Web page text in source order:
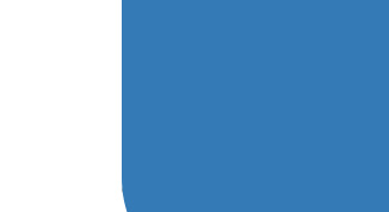
Nei 100 metri farfalla femminili
dorso Cadetti femminili 29°
ORO: 1